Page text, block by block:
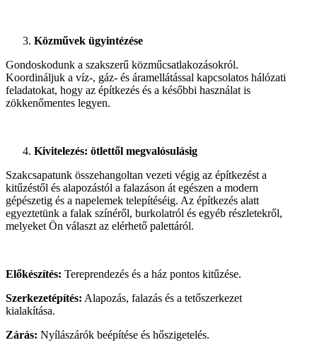
Közművek ügyintézése
Gondoskodunk a szakszerű közműcsatlakozásokról.
Koordináljuk a víz-, gáz- és áramellátással kapcsolatos hálózati
feladatokat, hogy az építkezés és a későbbi használat is
zökkenőmentes legyen.
Kivitelezés: ötlettől megvalósulásig
Szakcsapatunk összehangoltan vezeti végig az építkezést a
kitűzéstől és alapozástól a falazáson át egészen a modern
gépészetig és a napelemek telepítéséig. Az építkezés alatt
egyeztetünk a falak színéről, burkolatról és egyéb részletekről,
melyeket Ön választ az elérhető palettáról.
Előkészítés: Tereprendezés és a ház pontos kitűzése.
Szerkezetépítés: Alapozás, falazás és a tetőszerkezet
kialakítása.
Zárás: Nyílászárók beépítése és hőszigetelés.